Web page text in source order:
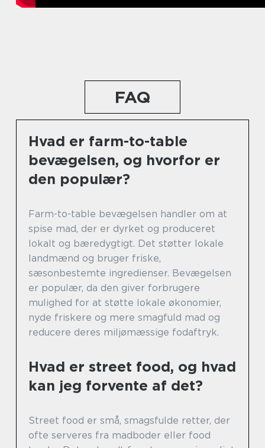
FAQ
Hvad er farm-to-table
bevægelsen, og hvorfor er
den populær?
Farm-to-table bevægelsen handler om at
spise mad, der er dyrket og produceret
lokalt og bæredygtigt. Det støtter lokale
landmænd og bruger friske,
sæsonbestemte ingredienser. Bevægelsen
er populær, da den giver forbrugere
mulighed for at støtte lokale økonomier,
nyde friskere og mere smagfuld mad og
reducere deres miljømæssige fodaftryk.
Hvad er street food, og hvad
kan jeg forvente af det?
Street food er små, smagsfulde retter, der
ofte serveres fra madboder eller food